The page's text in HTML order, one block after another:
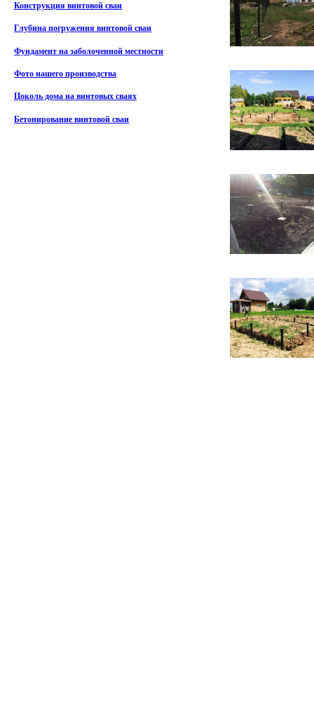
Конструкция винтовой сваи
Глубина погружения винтовой сваи
Фундамент на заболоченной местности
Фото нашего производства
Цоколь дома на винтовых сваях
Бетонирование винтовой сваи